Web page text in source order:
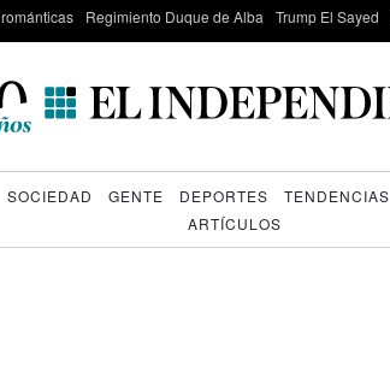
Regimiento Duque de Alba Trump El Sayed
SOCIEDAD GENTE DEPORTES TENDENCIAS
ARTÍCULOS